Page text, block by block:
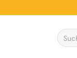
Suchen
nach: